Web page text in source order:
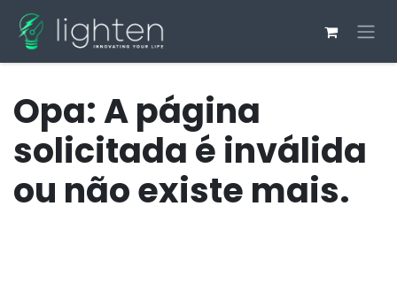
Pular para o conteúdo
Opa: A página
solicitada é inválida
ou não existe mais.